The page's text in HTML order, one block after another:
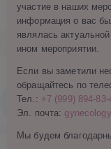
участие в наших
информация о вас
являлась
ином мероприятии.
Если вы заметили
обращайтесь по
Тел.: +7 (999) 894-83-
Эл. почта:
Мы будем